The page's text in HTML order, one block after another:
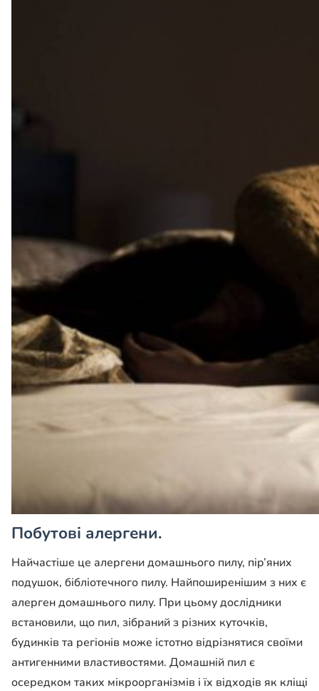
Побутові алергени.
Найчастіше це алергени домашнього пилу, пір’яних
подушок, бібліотечного пилу. Найпоширенішим з них є
алерген домашнього пилу. При цьому дослідники
встановили, що пил, зібраний з різних куточків,
будинків та регіонів може істотно відрізнятися своїми
антигенними властивостями. Домашній пил є
осередком таких мікроорганізмів і їх відходів як кліщі